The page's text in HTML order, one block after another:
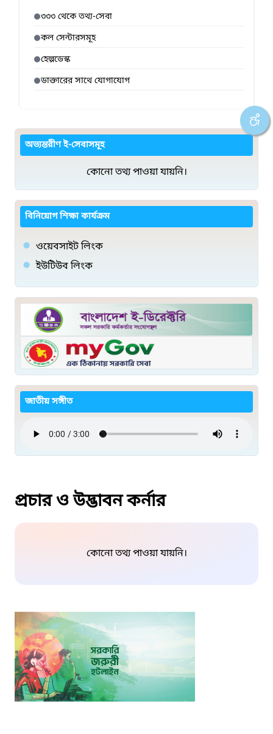
৩৩৩ থেকে তথ্য-সেবা
কল সেন্টারসমূহ
হেল্পডেস্ক
ডাক্তারের সাথে যোগাযোগ
অভ্যন্তরীণ ই-সেবাসমূহ
কোনো তথ্য পাওয়া যায়নি।
বিনিয়োগ শিক্ষা কার্যক্রম
ওয়েবসাইট লিংক
ইউটিউব লিংক
জাতীয় সঙ্গীত
প্রচার ও উদ্ভাবন কর্নার
কোনো তথ্য পাওয়া যায়নি।